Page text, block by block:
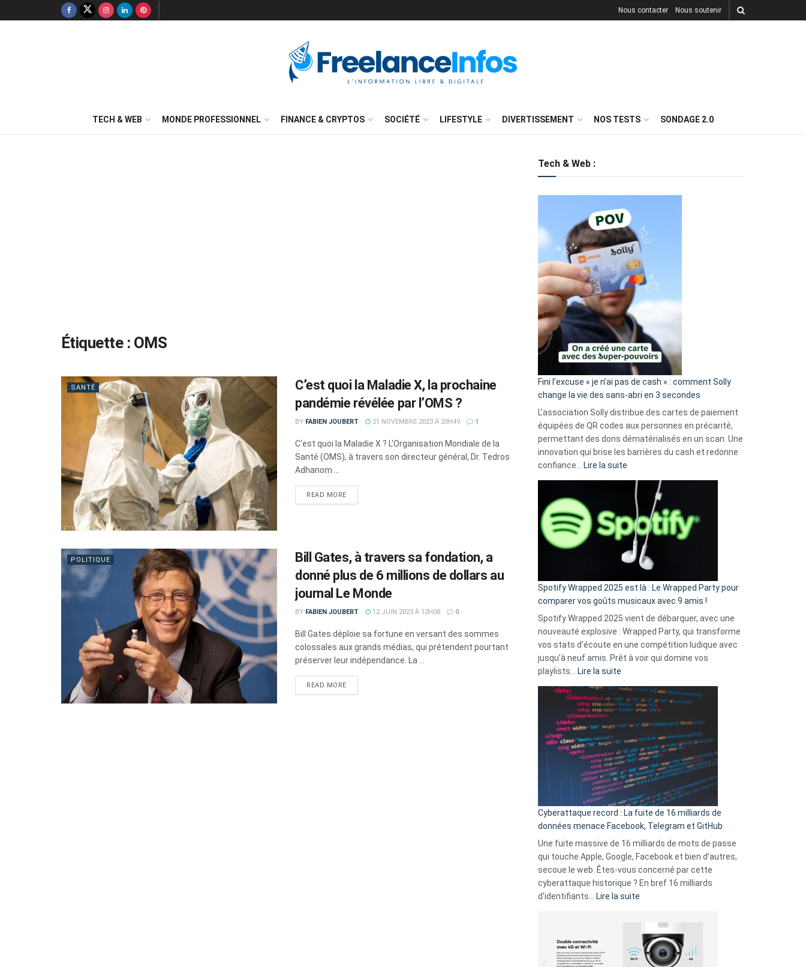
Nous contacter Nous soutenir
TECH & WEB MONDE PROFESSIONNEL FINANCE & CRYPTOS SOCIÉTÉ LIFESTYLE DIVERTISSEMENT NOS TESTS SONDAGE 2.0
Étiquette : OMS
SANTÉ
C’est quoi la Maladie X, la prochaine
pandémie révélée par l’OMS ?
BY FABIEN JOUBERT 21 NOVEMBRE 2023 À 20H49 1
C'est quoi la Maladie X ? L'Organisation Mondiale de la
Santé (OMS), à travers son directeur général, Dr. Tedros
Adhanom ...
READ MOREDETAILS
POLITIQUE
Bill Gates, à travers sa fondation, a
donné plus de 6 millions de dollars au
journal Le Monde
BY FABIEN JOUBERT 12 JUIN 2023 À 12H08 0
Bill Gates déploie sa fortune en versant des sommes
colossales aux grands médias, qui prétendent pourtant
préserver leur indépendance. La ...
READ MOREDETAILS
Tech & Web :
Fini l’excuse « je n’ai pas de cash » : comment Solly
change la vie des sans-abri en 3 secondes
L’association Solly distribue des cartes de paiement
équipées de QR codes aux personnes en précarité,
permettant des dons dématérialisés en un scan. Une
innovation qui brise les barrières du cash et redonne
confiance…
Lire la suite
l’excuse
je
n’ai
pas
de
cash
»
Solly
change
la
vie
sans-
abri
en
3
secondes
Spotify Wrapped 2025 est là : Le Wrapped Party pour
comparer vos goûts musicaux avec 9 amis !
Spotify Wrapped 2025 vient de débarquer, avec une
nouveauté explosive : Wrapped Party, qui transforme
vos stats d’écoute en une compétition ludique avec
jusqu’à neuf amis. Prêt à voir qui domine vos
playlists…
Lire la suite
Wrapped
2025
est
:
Le
Wrapped
Party
pour
comparer
vos
goûts
musicaux
avec
9
amis
Cyberattaque record : La fuite de 16 milliards de
données menace Facebook, Telegram et GitHub
Une fuite massive de 16 milliards de mots de passe
qui touche Apple, Google, Facebook et bien d’autres,
secoue le web. Êtes-vous concerné par cette
cyberattaque historique ? En bref 16 milliards
d’identifiants…
Lire la suite
record
La
fuite